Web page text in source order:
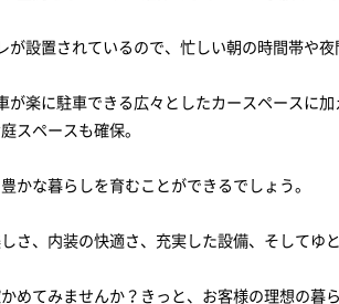
が設置されているので、忙しい朝の時間帯や夜
が楽に駐車できる広々としたカースペースに
スペースも確保。
かな暮らしを育むことができるでしょう。
さ、内装の快適さ、充実した設備、そしてゆ
めてみませんか？きっと、お客様の理想の暮